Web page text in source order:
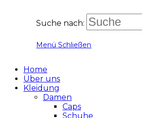
Suche nach:
Menü Schließen
Home
Über uns
Kleidung
Damen
Caps
Schuhe